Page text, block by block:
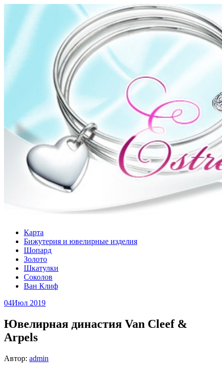
Карта
Бижутерия и ювелирные изделия
Шопард
Золото
Шкатулки
Соколов
Ван Клиф
04Июл 2019
Ювелирная династия Van Cleef &
Arpels
Автор: admin